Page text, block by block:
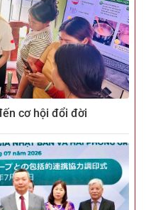
cơ hội đổi đời